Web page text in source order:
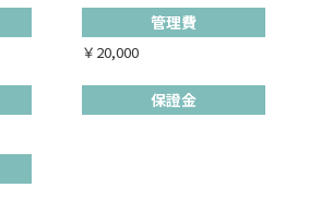
管理費
￥20,000
保證金